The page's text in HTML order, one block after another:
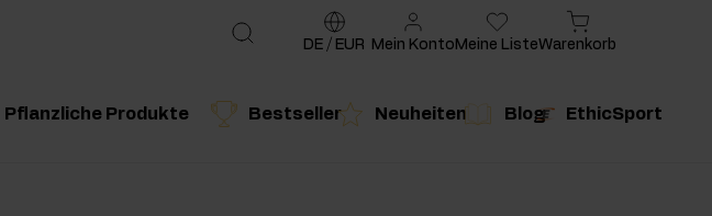
Pflanzliche Produkte Bestseller Neuheiten Blog EthicSport
DE / EUR Mein Konto Meine ListeWarenkorb